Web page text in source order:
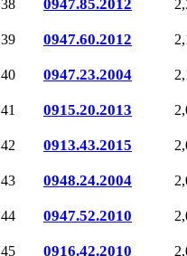
38 0947.85.2012
39 0947.60.2012
40 0947.23.2004
41 0915.20.2013
42 0913.43.2015
43 0948.24.2004
44 0947.52.2010
45 0916.42.2010